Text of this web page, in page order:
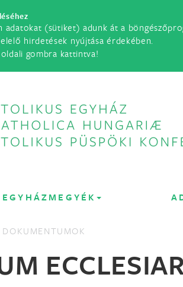
(sütiket) adunk át a
hirdetések nyújtása érdekében.
gombra kattintva!
EGYHÁZMEGYÉK